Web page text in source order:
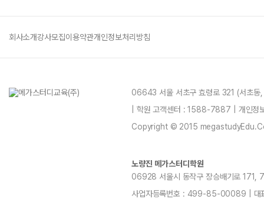
회사소개강사모집이용약관개인정보처리방침
06643 서울 서초구 효령로 321 (서초
| 학원 고객센터 : 1588-7887 | 개인
Copyright © 2015
노량진 메가스터디학원
06928 서울시 동작구 장승배기로
사업자등록번호 : 499-85-00089 | 대표